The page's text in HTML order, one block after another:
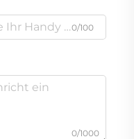
0/100
0/1000